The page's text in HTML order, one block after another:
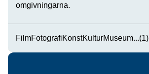
omgivningarna.
FilmFotografiKonstKulturMuseum...(1)